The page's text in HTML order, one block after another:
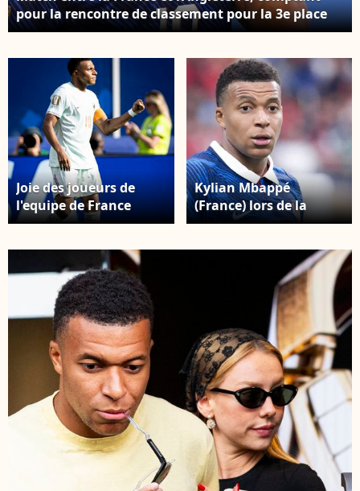
pour la rencontre de classement pour la 3e place
de la Coupe du monde de la FIFA 2026, disputé au
samedi 18 juillet 2026. (© SPP / Psnewz /
Bestimage)
Joie des joueurs de
l'equipe de France
apres le but de Kylian
Cegarra / PsnewZ /
Bestimage
Kylian Mbappé
(France) lors de la
demi-finale de la
FIFA 2026 entre la
France et l'Espagne,
disputée au Dallas
Stadium, à Arlington
(Texas, États-Unis), le
14 juillet 2026. SPP /
PsnewZ / Bestimage